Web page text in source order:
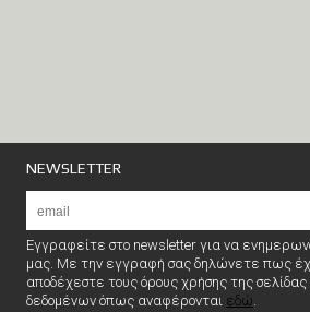
NEWSLETTER
Εγγραφείτε στο newsletter για να
μας. Με την εγγραφή σας δηλώνετε πως
αποδέχεστε τους όρους χρήσης της
δεδομένων όπως αναφέρονται εδώ.